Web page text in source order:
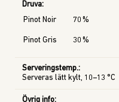
Druva:
Pinot Noir
70 %
Pinot Gris 30 %
Serveringstemp.:
Serveras lätt kylt, 10–13 °C
Övrig info: